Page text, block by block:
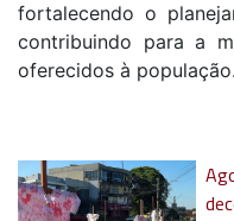
fortalecendo o
contribuindo para a
oferecidos à população.